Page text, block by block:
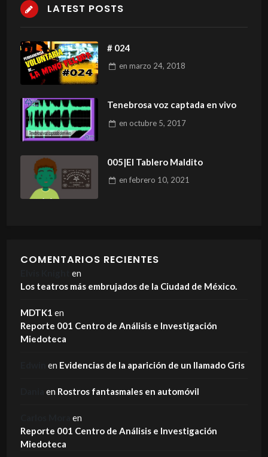
LATEST POSTS
# 024
en marzo 24, 2018
Tenebrosa voz captada en vivo
en octubre 5, 2017
005|El Tablero Maldito
en febrero 10, 2021
COMENTARIOS RECIENTES
en
Los teatros más embrujados de la Ciudad de México.
MDTK1 en
Reporte 001 Centro de Análisis e Investigación
Miedoteca
en Evidencias de la aparición de un llamado Gris
en Rostros fantasmales en automóvil
en
Reporte 001 Centro de Análisis e Investigación
Miedoteca